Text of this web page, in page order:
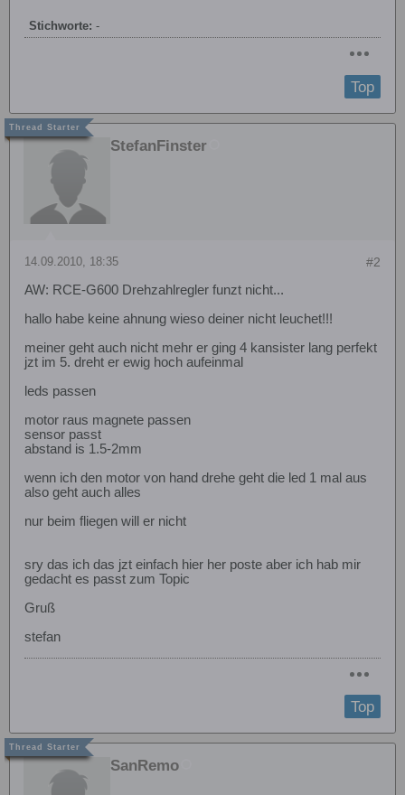
Stichworte: -
Top
StefanFinster
#2
14.09.2010, 18:35
AW: RCE-G600 Drehzahlregler funzt nicht...
hallo habe keine ahnung wieso deiner nicht leuchet!!!
meiner geht auch nicht mehr er ging 4 kansister lang perfekt
jzt im 5. dreht er ewig hoch aufeinmal
leds passen
motor raus magnete passen
sensor passt
abstand is 1.5-2mm
wenn ich den motor von hand drehe geht die led 1 mal aus
also geht auch alles
nur beim fliegen will er nicht
sry das ich das jzt einfach hier her poste aber ich hab mir
gedacht es passt zum Topic
Gruß
stefan
Top
SanRemo